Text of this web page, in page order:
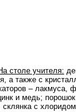
столе учителя:
а также с
– лакмуса,
и медь;
склянка с